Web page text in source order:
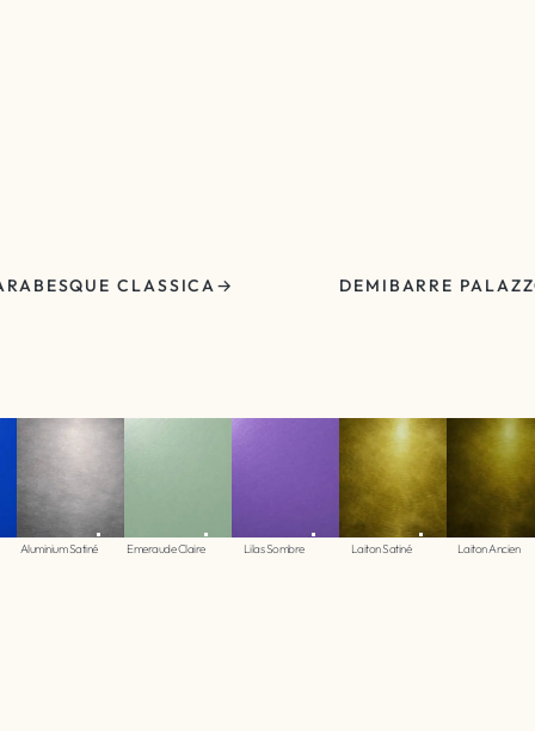
CLASSICA DEMIBARRE
Aluminium Satiné Emeraude Claire Lilas Sombre Laiton Satiné Laiton Ancien